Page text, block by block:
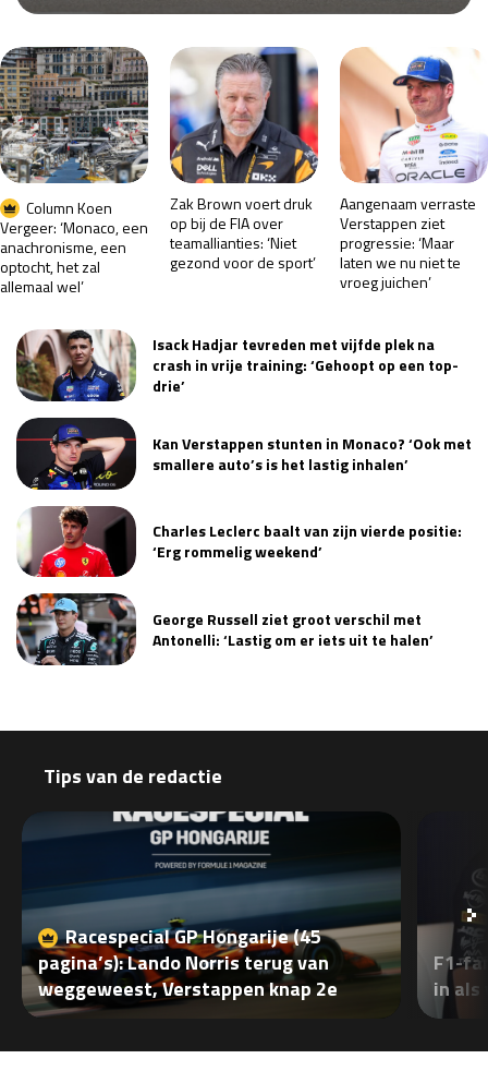
GP VERENIGDE STATEN 2026 23 - 25 okt
Kwalificatie
za 23:00 - 00:00
Race
zo 21:00 - 23:00
GP MEXICO 2026 30 okt - 01 nov
Kwalificatie
Race
GP SÃO PAULO 2026 06 - 08 nov
Kwalificatie
za 19:00 - 20:00
LAS VEGAS GRAND PRIX 2026 20 - 22 nov
Kwalificatie
Race
GP QATAR 2026 27 - 29 nov
Kwalificatie
zo 17:00 - 19:00
GP ABU DHABI 2026 04 - 06 dec
Kwalificatie
za 15:00 - 16:00
Race
Column Koen
Vergeer: ‘Monaco, een
anachronisme, een
optocht, het zal
allemaal wel’
Zak Brown voert druk
op bij de FIA over
teamallianties: ‘Niet
gezond voor de sport’
Aangenaam verraste
Verstappen ziet
progressie: ‘Maar
laten we nu niet te
vroeg juichen’
Isack Hadjar tevreden met vijfde plek na
crash in vrije training: ‘Gehoopt op een top-
drie’
Kan Verstappen stunten in Monaco? ‘Ook met
smallere auto’s is het lastig inhalen’
Charles Leclerc baalt van zijn vierde positie:
‘Erg rommelig weekend’
George Russell ziet groot verschil met
Antonelli: ‘Lastig om er iets uit te halen’
Tips van de redactie
Racespecial GP Hongarije (45
pagina’s): Lando Norris terug van
weggeweest, Verstappen knap 2e
F1-
in als